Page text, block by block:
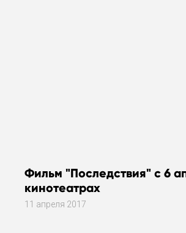
Фильм "Последствия" с 6
кинотеатрах
11 апреля 2017